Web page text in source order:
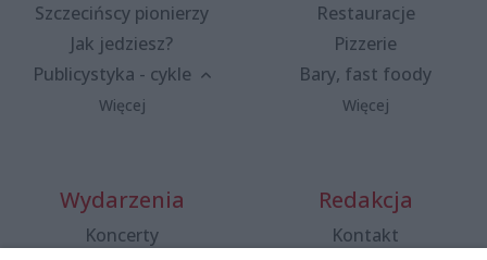
Szczecińscy pionierzy
Jak jedziesz?
Publicystyka - cykle
Więcej
Restauracje
Pizzerie
Bary, fast foody
Więcej
Wydarzenia
Koncerty
Redakcja
Kontakt